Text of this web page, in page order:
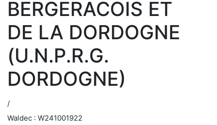
BERGERACOIS ET
DE LA DORDOGNE
(U.N.P.R.G.
DORDOGNE)
/
Waldec : W241001922